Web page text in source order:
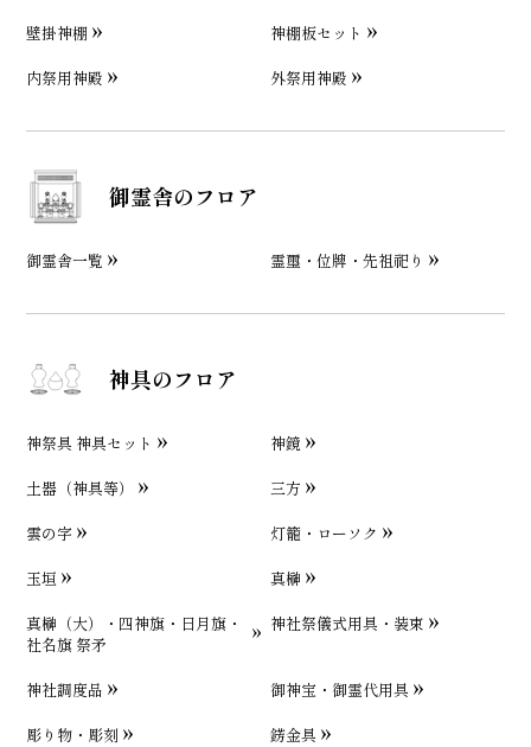
壁掛神棚
神棚板セット
内祭用神殿
外祭用神殿
御霊舎のフロア
御霊舎一覧 霊璽・位牌・先祖祀り
神具のフロア
神祭具 神具セット
神鏡
土器（神具等）
三方
雲の字
灯籠・ローソク
玉垣
真榊
真榊（大）・四神旗・日月旗・
社名旗 祭矛
神社祭儀式用具・装束
神社調度品
御神宝・御霊代用具
彫り物・彫刻
錺金具